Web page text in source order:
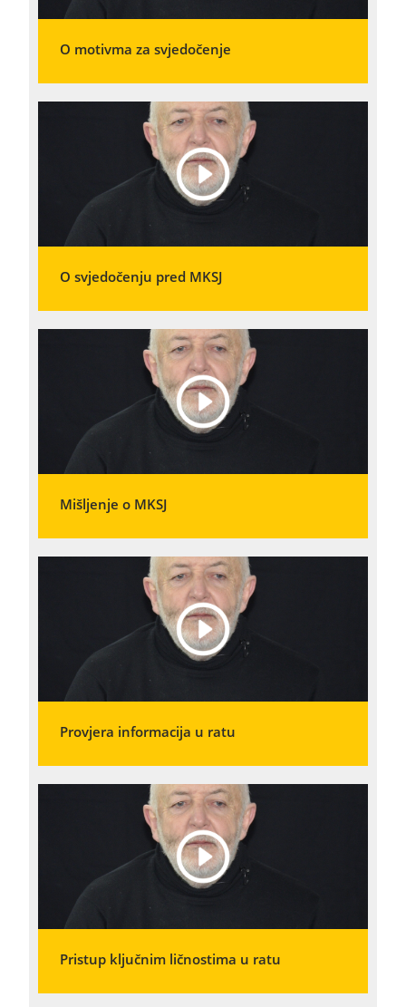
O motivma za svjedočenje
O svjedočenju pred MKSJ
Mišljenje o MKSJ
Provjera informacija u ratu
Pristup ključnim ličnostima u ratu